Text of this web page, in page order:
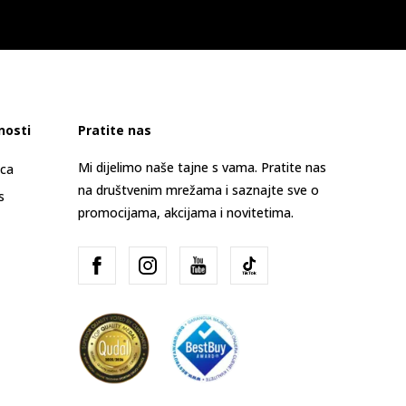
Pratite nas
Mi dijelimo naše tajne s vama. Pratite nas
na društvenim mrežama i saznajte sve o
promocijama, akcijama i novitetima.